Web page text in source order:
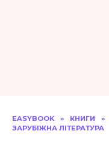
EASYBOOK » КНИГИ »
ЗАРУБІЖНА ЛІТЕРАТУРА